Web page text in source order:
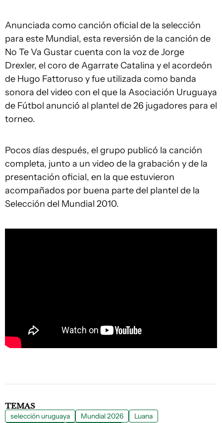
Anunciada como canción oficial de la selección
para este Mundial, esta reversión de la canción de
No Te Va Gustar cuenta con la voz de Jorge
Drexler, el coro de Agarrate Catalina y el acordeón
de Hugo Fattoruso y fue utilizada como banda
sonora del video con el que la Asociación Uruguaya
de Fútbol anunció al plantel de 26 jugadores para el
torneo.
Pocos días después, el grupo publicó la canción
completa, junto a un video de la grabación y de la
presentación oficial, en la que estuvieron
acompañados por buena parte del plantel de la
Selección del Mundial 2010.
TEMAS
selección uruguaya Mundial 2026
Luana